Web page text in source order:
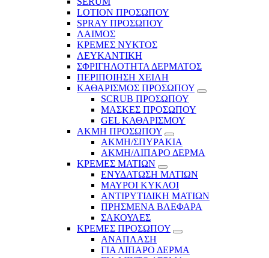
LOTION ΠΡΟΣΩΠΟΥ
SPRAY ΠΡΟΣΩΠΟΥ
ΛΑΙΜΟΣ
ΚΡΕΜΕΣ ΝΥΚΤΟΣ
ΛΕΥΚΑΝΤΙΚΗ
ΣΦΡΙΓΗΛΟΤΗΤΑ ΔΕΡΜΑΤΟΣ
ΠΕΡΙΠΟΙΗΣΗ ΧΕΙΛΗ
ΚΑΘΑΡΙΣΜΟΣ ΠΡΟΣΩΠΟΥ
SCRUB ΠΡΟΣΩΠΟΥ
ΜΑΣΚΕΣ ΠΡΟΣΩΠΟΥ
GEL ΚΑΘΑΡΙΣΜΟΥ
ΑΚΜΗ ΠΡΟΣΩΠΟΥ
ΑΚΜΗ/ΣΠΥΡΑΚΙΑ
ΑΚΜΗ/ΛΙΠΑΡΟ ΔΕΡΜΑ
ΚΡΕΜΕΣ ΜΑΤΙΩΝ
ΕΝΥΔΑΤΩΣΗ ΜΑΤΙΩΝ
ΜΑΥΡΟΙ ΚΥΚΛΟΙ
ΑΝΤΙΡΥΤΙΔΙΚΗ ΜΑΤΙΩΝ
ΠΡΗΣΜΕΝΑ ΒΛΕΦΑΡΑ
ΣΑΚΟΥΛΕΣ
ΚΡΕΜΕΣ ΠΡΟΣΩΠΟΥ
ΑΝΑΠΛΑΣΗ
ΓΙΑ ΛΙΠΑΡΟ ΔΕΡΜΑ